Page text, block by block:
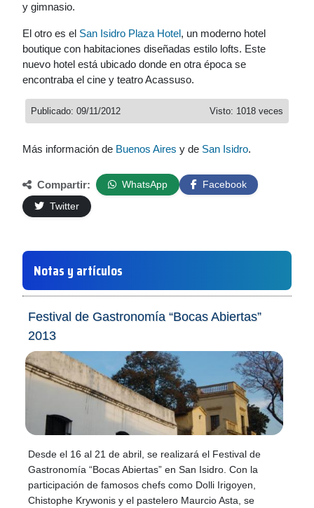
y gimnasio.
El otro es el San Isidro Plaza Hotel, un moderno hotel
boutique con habitaciones diseñadas estilo lofts. Este
nuevo hotel está ubicado donde en otra época se
encontraba el cine y teatro Acassuso.
Visto: 1018 veces
Publicado: 09/11/2012
Más información de Buenos Aires y de San Isidro.
Compartir: WhatsApp
Facebook
Twitter
Notas y artículos
Festival de Gastronomía “Bocas Abiertas”
2013
Desde el 16 al 21 de abril, se realizará el Festival de
Gastronomía “Bocas Abiertas” en San Isidro. Con la
participación de famosos chefs como Dolli Irigoyen,
Chistophe Krywonis y el pastelero Maurcio Asta, se